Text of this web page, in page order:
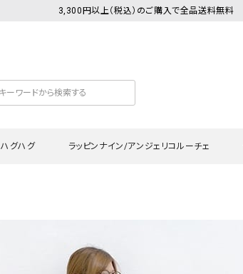
3,300円以上（税込）のご購入で全品送料無料
ハグハグ ラッピンナイン/アンジェリコルーチェ